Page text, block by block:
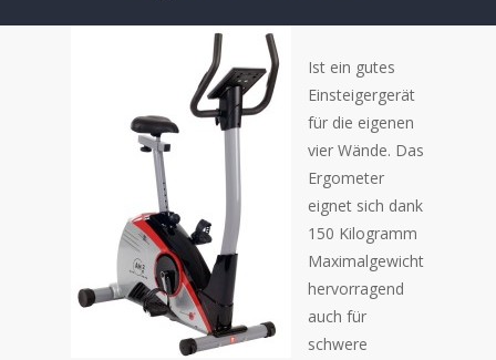
Ist ein gutes
Einsteigergerät
für die eigenen
vier Wände. Das
Ergometer
eignet sich dank
150 Kilogramm
Maximalgewicht
hervorragend
auch für
schwere